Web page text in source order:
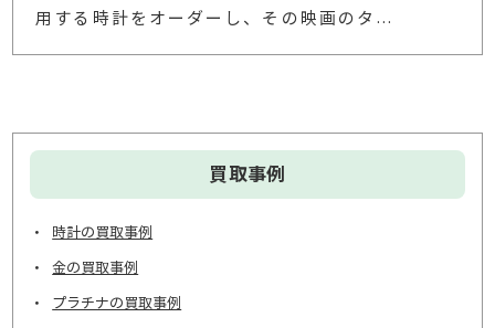
用する時計をオーダーし、その映画のタ …
買取事例
時計の買取事例
金の買取事例
プラチナの買取事例